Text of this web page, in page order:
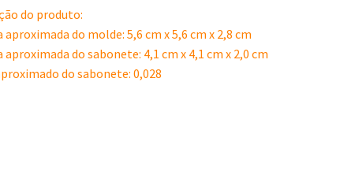
do produto:
aproximada do molde: 5,6 cm x 5,6 cm x 2,8 cm
aproximada do sabonete: 4,1 cm x 4,1 cm x 2,0 cm
do sabonete: 0,028